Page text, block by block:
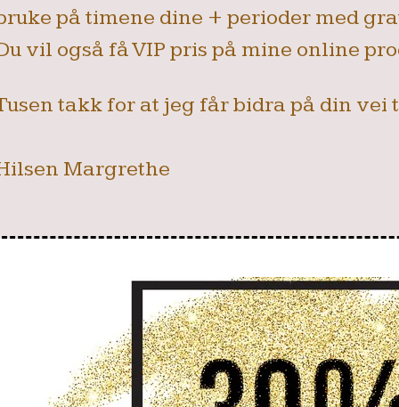
på timene dine + perioder med
vil også få VIP pris på mine online
takk for at jeg får bidra på din vei
Margrethe